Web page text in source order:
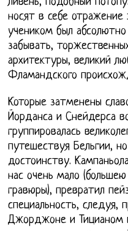
носят в себе отражение
учеником был
забывать,
архитектуры, великий
Фламандского
Которые затменены
Йорданса и Снейдерса
группировалась
путешествуя Бельгии,
достоинству.
нас очень мало
гравюры), превратил
специальность, следуя,
Джорджоне и Тицианом